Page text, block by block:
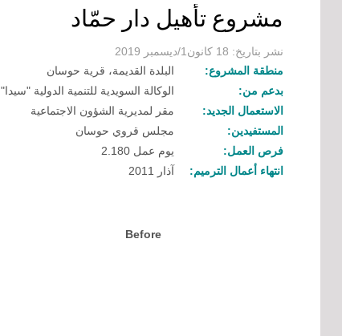
مشروع تأهيل دار حمّاد
نشر بتاريخ: 18 كانون1/ديسمبر 2019
منطقة المشروع:
البلدة القديمة، قرية حوسان
بدعم من:
الوكالة السويدية للتنمية الدولية "سيدا"
الاستعمال الجديد:
مقر لمديرية الشؤون الاجتماعية
المستفيدين:
مجلس قروي حوسان
فرص العمل:
2.180 يوم عمل
انتهاء أعمال الترميم:
آذار 2011
Before